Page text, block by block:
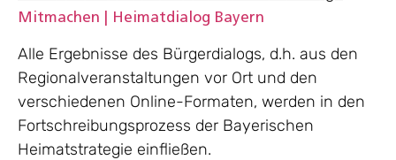
Mitmachen | Heimatdialog Bayern
Alle Ergebnisse des Bürgerdialogs, d.h. aus den
Regionalveranstaltungen vor Ort und den
verschiedenen Online-Formaten, werden in den
Fortschreibungsprozess der Bayerischen
Heimatstrategie einfließen.